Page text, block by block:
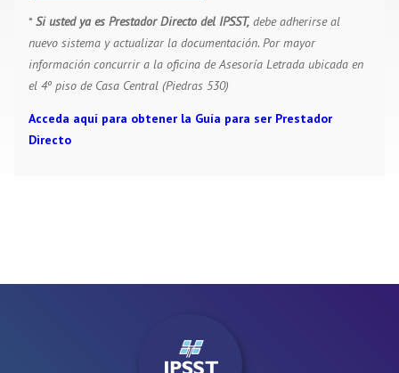
*Si usted ya es Prestador Directo del IPSST, debe adherirse al
nuevo sistema y actualizar la documentación. Por mayor
información concurrir a la oficina de Asesoría Letrada ubicada en
el 4º piso de Casa Central (Piedras 530)
Acceda aquí para obtener la Guía para ser Prestador
Directo